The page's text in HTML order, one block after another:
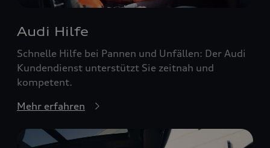
Audi Hilfe
Schnelle Hilfe bei Pannen und Unfällen: Der Audi
Kundendienst unterstützt Sie zeitnah und
kompetent.
Mehr erfahren